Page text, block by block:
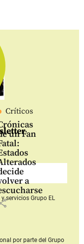
Críticos
un Fan
a
y serviciosGrupo EL
por parte del Grupo